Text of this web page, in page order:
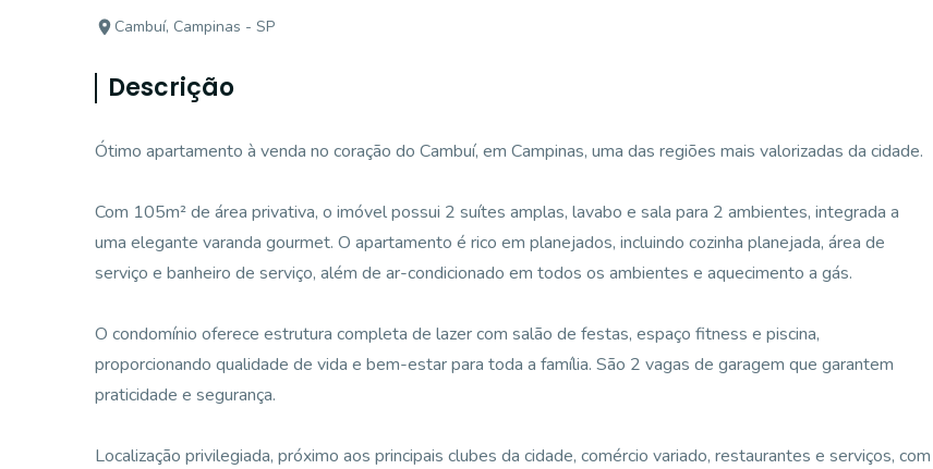
Cambuí, Campinas - SP
Descrição
Ótimo apartamento à venda no coração do Cambuí, em Campinas, uma das regiões mais valorizadas da cidade.
Com 105m² de área privativa, o imóvel possui 2 suítes amplas, lavabo e sala para 2 ambientes, integrada a
uma elegante varanda gourmet. O apartamento é rico em planejados, incluindo cozinha planejada, área de
serviço e banheiro de serviço, além de ar-condicionado em todos os ambientes e aquecimento a gás.
O condomínio oferece estrutura completa de lazer com salão de festas, espaço fitness e piscina,
proporcionando qualidade de vida e bem-estar para toda a família. São 2 vagas de garagem que garantem
praticidade e segurança.
Localização privilegiada, próximo aos principais clubes da cidade, comércio variado, restaurantes e serviços, com